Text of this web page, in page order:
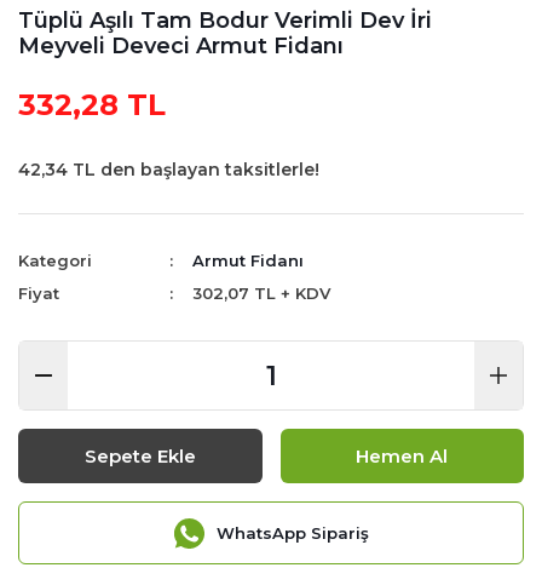
Tüplü Aşılı Tam Bodur Verimli Dev İri
Meyveli Deveci Armut Fidanı
332,28 TL
42,34 TL den başlayan taksitlerle!
Kategori
Armut Fidanı
Fiyat
302,07 TL + KDV
Sepete Ekle Hemen Al
WhatsApp Sipariş